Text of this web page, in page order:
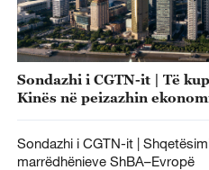
Sondazhi i CGTN-it | Të
Kinës në peizazhin
Sondazhi i CGTN-it |
marrëdhënieve ShBA–Evropë